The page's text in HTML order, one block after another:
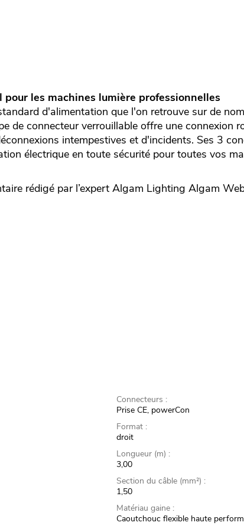
les machines lumière professionnelles
d'alimentation que l'on retrouve sur de
de connecteur verrouillable offre une connexion
intempestives et d'incidents. Ses 3
électrique en toute sécurité pour toutes vos
rédigé par l’expertAlgam Lighting Algam
Connecteurs :
Prise CE, powerCon
Format :
droit
Longueur (m) :
3,00
Section du câble (mm²) :
1,50
Matériau gaine :
Caoutchouc flexible haute